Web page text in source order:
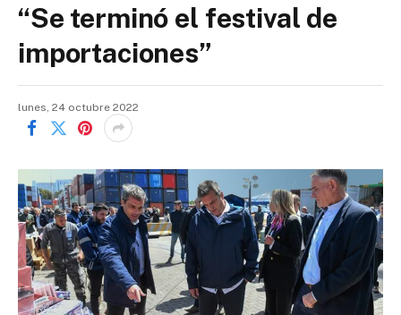
“Se terminó el festival de
importaciones”
lunes, 24 octubre 2022